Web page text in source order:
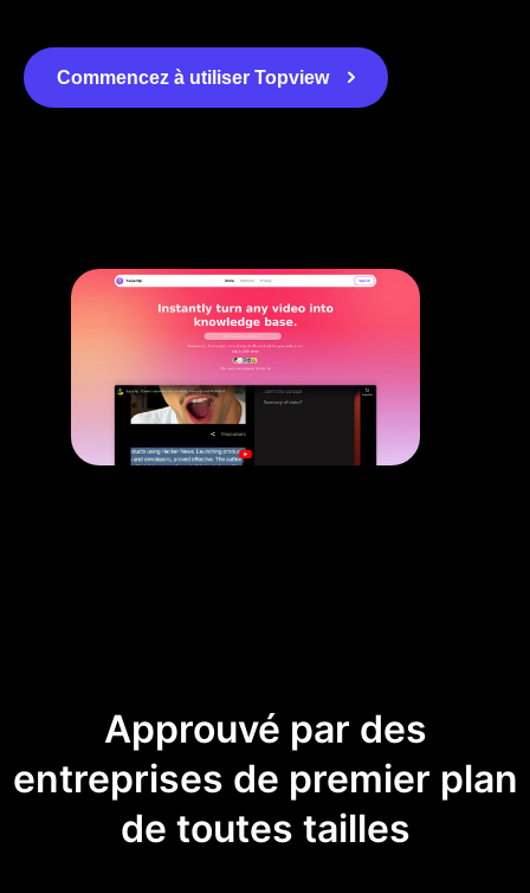
Commencez à utiliser Topview
Approuvé par des
entreprises de premier plan
de toutes tailles